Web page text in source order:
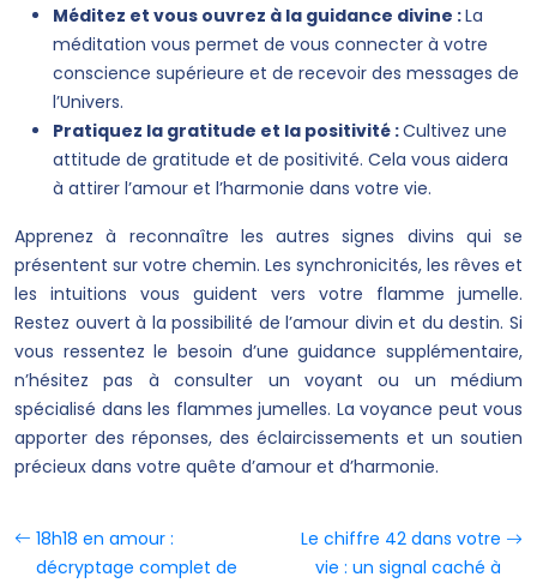
Méditez et vous ouvrez à la guidance divine :La
méditation vous permet de vous connecter à votre
conscience supérieure et de recevoir des messages de
l’Univers.
Pratiquez la gratitude et la positivité :Cultivez une
attitude de gratitude et de positivité. Cela vous aidera
à attirer l’amour et l’harmonie dans votre vie.
Apprenez à reconnaître les autres signes divins qui se
présentent sur votre chemin. Les synchronicités, les rêves et
les intuitions vous guident vers votre flamme jumelle.
Restez ouvert à la possibilité de l’amour divin et du destin. Si
vous ressentez le besoin d’une guidance supplémentaire,
n’hésitez pas à consulter un voyant ou un médium
spécialisé dans les flammes jumelles. La voyance peut vous
apporter des réponses, des éclaircissements et un soutien
précieux dans votre quête d’amour et d’harmonie.
18h18 en amour :
décryptage complet de
Le chiffre 42 dans votre
vie : un signal caché à